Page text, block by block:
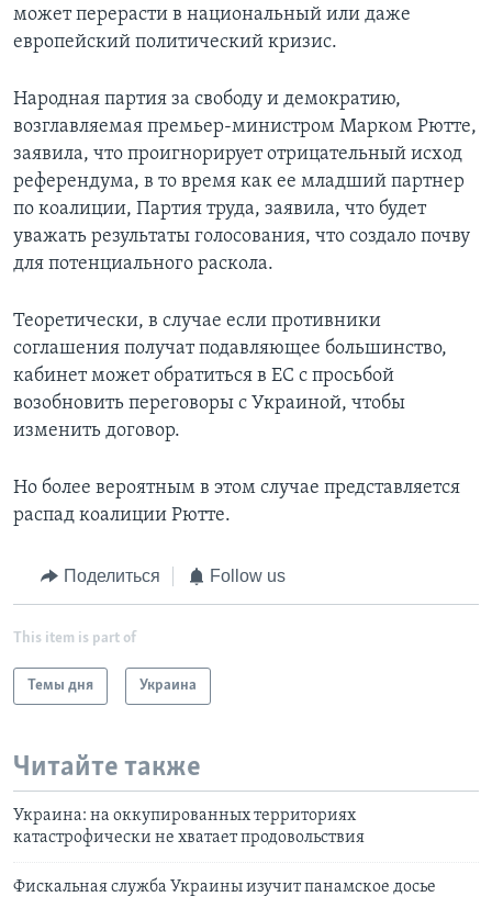
может перерасти в национальный или даже
европейский политический кризис.
Народная партия за свободу и демократию,
возглавляемая премьер-министром Марком Рютте,
заявила, что проигнорирует отрицательный исход
референдума, в то время как ее младший партнер
по коалиции, Партия труда, заявила, что будет
уважать результаты голосования, что создало почву
для потенциального раскола.
Теоретически, в случае если противники
соглашения получат подавляющее большинство,
кабинет может обратиться в ЕС с просьбой
возобновить переговоры с Украиной, чтобы
изменить договор.
Но более вероятным в этом случае представляется
распад коалиции Рютте.
Поделиться Follow us
This item is part of
Темы дня Украина
Читайте также
Украина: на оккупированных территориях
катастрофически не хватает продовольствия
Фискальная служба Украины изучит панамское досье